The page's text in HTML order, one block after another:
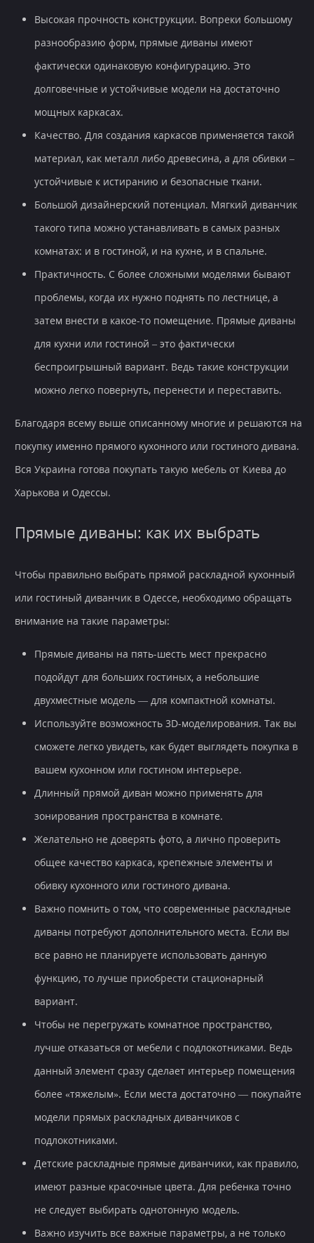
Высокая прочность конструкции. Вопреки большому
разнообразию форм, прямые диваны имеют
фактически одинаковую конфигурацию. Это
долговечные и устойчивые модели на достаточно
мощных каркасах.
Качество. Для создания каркасов применяется такой
материал, как металл либо древесина, а для обивки –
устойчивые к истиранию и безопасные ткани.
Большой дизайнерский потенциал. Мягкий диванчик
такого типа можно устанавливать в самых разных
комнатах: и в гостиной, и на кухне, и в спальне.
Практичность. С более сложными моделями бывают
проблемы, когда их нужно поднять по лестнице, а
затем внести в какое-то помещение. Прямые диваны
для кухни или гостиной – это фактически
беспроигрышный вариант. Ведь такие конструкции
можно легко повернуть, перенести и переставить.
Благодаря всему выше описанному многие и решаются на
покупку именно прямого кухонного или гостиного дивана.
Вся Украина готова покупать такую мебель от Киева до
Харькова и Одессы.
Прямые диваны: как их выбрать
Чтобы правильно выбрать прямой раскладной кухонный
или гостиный диванчик в Одессе, необходимо обращать
внимание на такие параметры:
Прямые диваны на пять-шесть мест прекрасно
подойдут для больших гостиных, а небольшие
двухместные модель — для компактной комнаты.
Используйте возможность 3D-моделирования. Так вы
сможете легко увидеть, как будет выглядеть покупка в
вашем кухонном или гостином интерьере.
Длинный прямой диван можно применять для
зонирования пространства в комнате.
Желательно не доверять фото, а лично проверить
общее качество каркаса, крепежные элементы и
обивку кухонного или гостиного дивана.
Важно помнить о том, что современные раскладные
диваны потребуют дополнительного места. Если вы
все равно не планируете использовать данную
функцию, то лучше приобрести стационарный
вариант.
Чтобы не перегружать комнатное пространство,
лучше отказаться от мебели с подлокотниками. Ведь
данный элемент сразу сделает интерьер помещения
более «тяжелым». Если места достаточно — покупайте
модели прямых раскладных диванчиков с
подлокотниками.
Детские раскладные прямые диванчики, как правило,
имеют разные красочные цвета. Для ребенка точно
не следует выбирать однотонную модель.
Важно изучить все важные параметры, а не только